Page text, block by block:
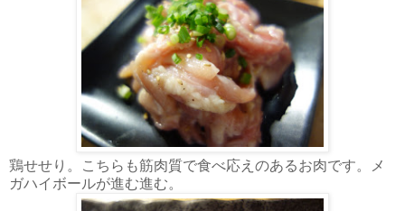
鶏せせり。こちらも筋肉質で食べ応えのあるお肉です。メ
ガハイボールが進む進む。